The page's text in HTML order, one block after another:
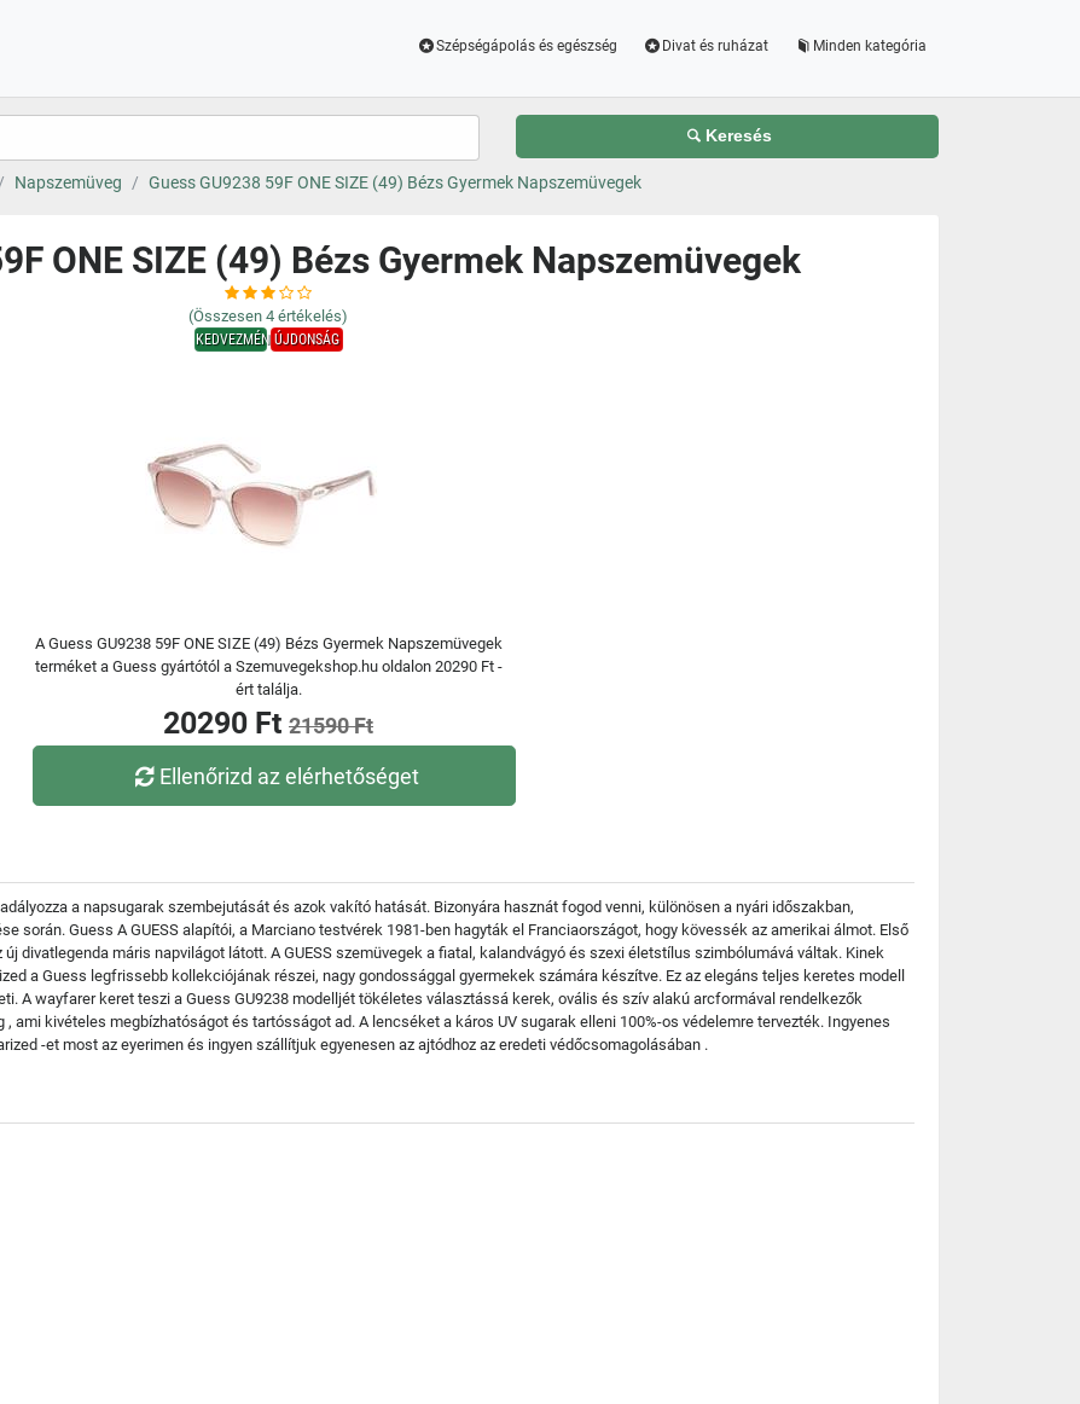
Szépségápolás és egészség Divat és ruházat Minden kategória
Keresés
Napszemüveg Guess GU9238 59F ONE SIZE (49) Bézs Gyermek Napszemüvegek
ONE SIZE (49) Bézs Gyermek Napszemüvegek
(Összesen 4 értékelés)
KEDVEZMÉNYÚJDONSÁG
A Guess GU9238 59F ONE SIZE (49) Bézs Gyermek Napszemüvegek
terméket a Guess gyártótól a Szemuvegekshop.hu oldalon 20290 Ft -
ért találja.
20290 Ft 21590 Ft
Ellenőrizd az elérhetőséget
a napsugarak szembejutását és azok vakító hatását. Bizonyára hasznát fogod venni, különösen a nyári időszakban,
során. Guess A GUESS alapítói, a Marciano testvérek 1981-ben hagyták el Franciaországot, hogy kövessék az amerikai álmot. Első
divatlegenda máris napvilágot látott. A GUESS szemüvegek a fiatal, kalandvágyó és szexi életstílus szimbólumává váltak. Kinek
a Guess legfrissebb kollekciójának részei, nagy gondossággal gyermekek számára készítve. Ez az elegáns teljes keretes modell
A wayfarer keret teszi a Guess GU9238 modelljét tökéletes választássá kerek, ovális és szív alakú arcformával rendelkezők
ami kivételes megbízhatóságot és tartósságot ad. A lencséket a káros UV sugarak elleni 100%-os védelemre tervezték. Ingyenes
-et most az eyerimen és ingyen szállítjuk egyenesen az ajtódhoz az eredeti védőcsomagolásában .